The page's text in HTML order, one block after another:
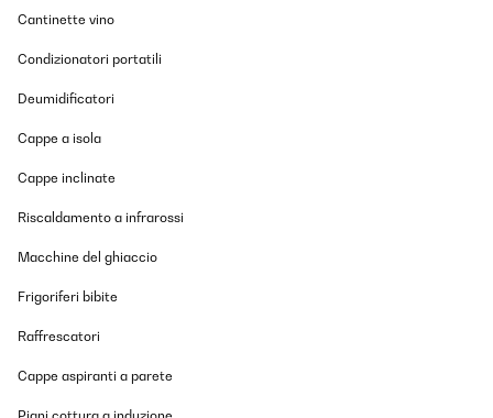
Cantinette vino
Condizionatori portatili
Deumidificatori
Cappe a isola
Cappe inclinate
Riscaldamento a infrarossi
Macchine del ghiaccio
Frigoriferi bibite
Raffrescatori
Cappe aspiranti a parete